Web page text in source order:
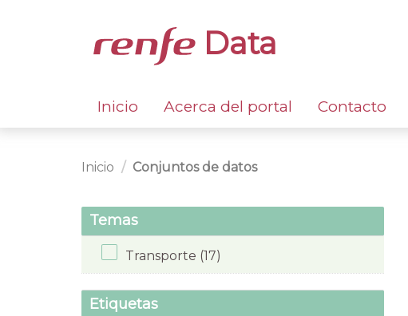
Data
Inicio Acerca del portal Contacto
Inicio Conjuntos de datos
Temas
Transporte (17)
Etiquetas